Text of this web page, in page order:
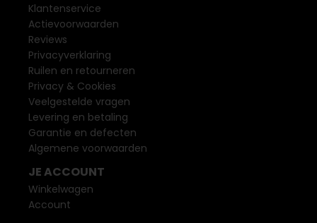
Klantenservice
Actievoorwaarden
Reviews
Privacyverklaring
Ruilen en retourneren
Privacy & Cookies
Veelgestelde vragen
Levering en betaling
Garantie en defecten
Algemene voorwaarden
JE ACCOUNT
Winkelwagen
Account